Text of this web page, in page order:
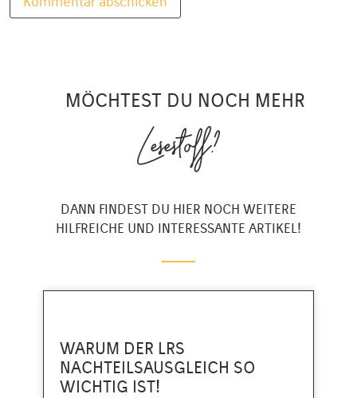
MÖCHTEST DU NOCH MEHR
Lesestoff?
DANN FINDEST DU HIER NOCH WEITERE
HILFREICHE UND INTERESSANTE ARTIKEL!
WARUM DER LRS
NACHTEILSAUSGLEICH SO
WICHTIG IST!